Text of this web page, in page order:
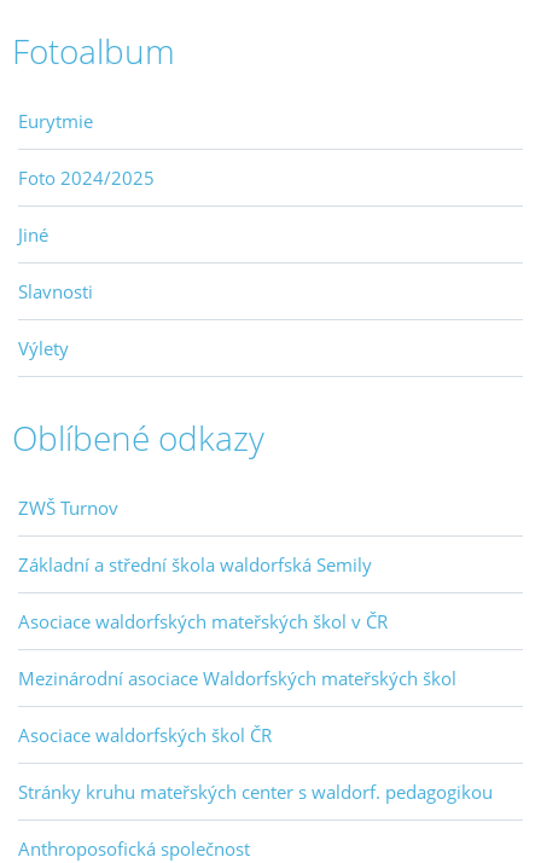
Fotoalbum
Eurytmie
Foto 2024/2025
Jiné
Slavnosti
Výlety
Oblíbené odkazy
ZWŠ Turnov
Základní a střední škola waldorfská Semily
Asociace waldorfských mateřských škol v ČR
Mezinárodní asociace Waldorfských mateřských škol
Asociace waldorfských škol ČR
Stránky kruhu mateřských center s waldorf. pedagogikou
Anthroposofická společnost